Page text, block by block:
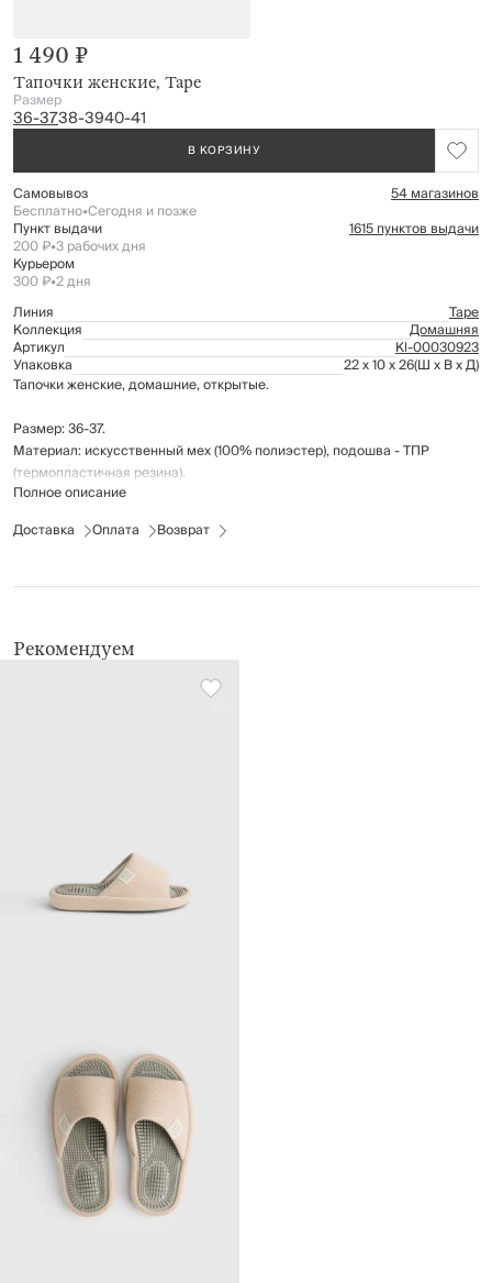
Тапочки женские, Tape
1 490 ₽
Размер
36-3738-3940-41
В КОРЗИНУ
Самовывоз 54 магазинов
Бесплатно•Сегодня и позже
Пункт выдачи 1615 пунктов выдачи
200 ₽•3 рабочих дня
Курьером
300 ₽•2 дня
Линия
Tape
Коллекция Домашняя
Артикул Kl-00030923
Упаковка 22 x 10 x 26(Ш x В x Д)
Тапочки женские, домашние, открытые.
Размер: 36-37.
Материал: искусственный мех (100% полиэстер), подошва - ТПР
(термопластичная резина).
отбеливать; гладить при температуре до 110°C; химчистка запрещена;
Полное описание
Доставка
Оплата Возврат
Рекомендуем